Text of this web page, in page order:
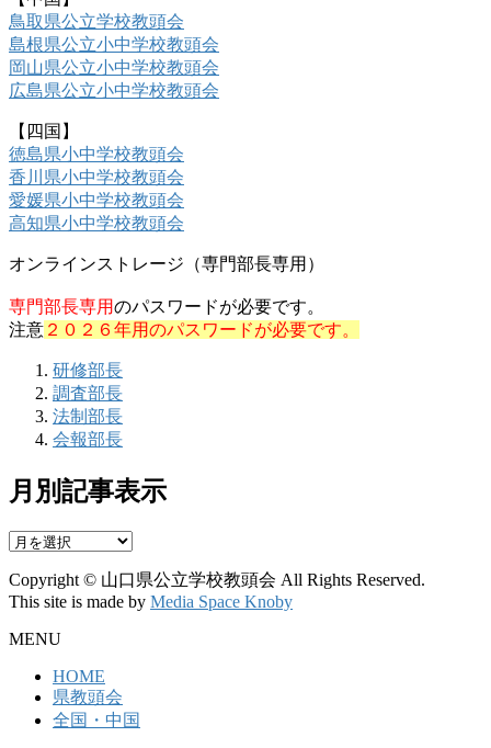
鳥取県公立学校教頭会
島根県公立小中学校教頭会
岡山県公立小中学校教頭会
広島県公立小中学校教頭会
【四国】
徳島県小中学校教頭会
香川県小中学校教頭会
愛媛県小中学校教頭会
高知県小中学校教頭会
オンラインストレージ（専門部長専用）
専門部長専用のパスワードが必要です。
注意 ２０２６年用のパスワードが必要です。
研修部長
調査部長
法制部長
会報部長
月別記事表示
月
記
事
表
Copyright © 山口県公立学校教頭会 All Rights Reserved.
This site is made by Media Space Knoby
MENU
HOME
県教頭会
全国・中国